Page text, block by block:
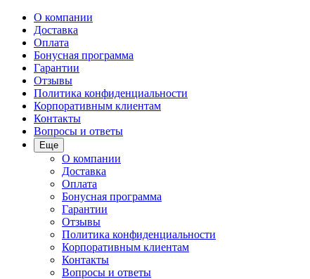
О компании
Доставка
Оплата
Бонусная программа
Гарантии
Отзывы
Политика конфиденциальности
Корпоративным клиентам
Контакты
Вопросы и ответы
Еще
О компании
Доставка
Оплата
Бонусная программа
Гарантии
Отзывы
Политика конфиденциальности
Корпоративным клиентам
Контакты
Вопросы и ответы